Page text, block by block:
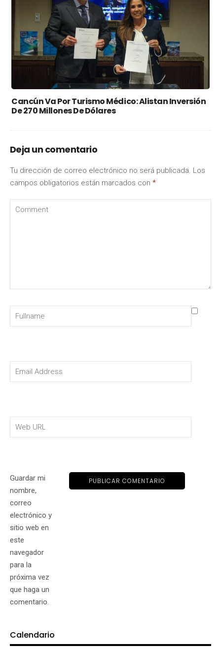
Cancún Va Por Turismo Médico: Alistan Inversión
De 270 Millones De Dólares
Deja un comentario
Tu dirección de correo electrónico no será publicada. Los
campos obligatorios están marcados con *
Guardar mi
nombre,
correo
electrónico y
sitio web en
este
navegador
para la
próxima vez
que haga un
comentario.
Calendario